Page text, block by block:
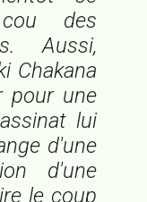
des
Aussi,
Chakana
pour une
lui
d'une
d'une
le coup